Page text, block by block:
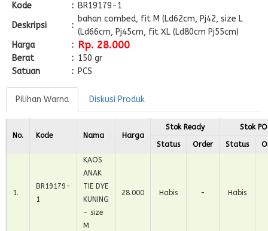
Kode : BR19179-1
Deskripsi
:
bahan combed, fit M (Ld62cm, Pj42, size L
(Ld66cm, Pj45cm, fit XL (Ld80cm Pj55cm)
Harga
: Rp. 28.000
Berat : 150 gr
Satuan
: PCS
Pilihan Warna Diskusi Produk
No. Kode Nama Harga
Stok Ready Stok PO
Status Order Status
1.
BR19179-
1
KAOS
ANAK
TIE DYE
KUNING
- size
M
28.000 Habis - Habis